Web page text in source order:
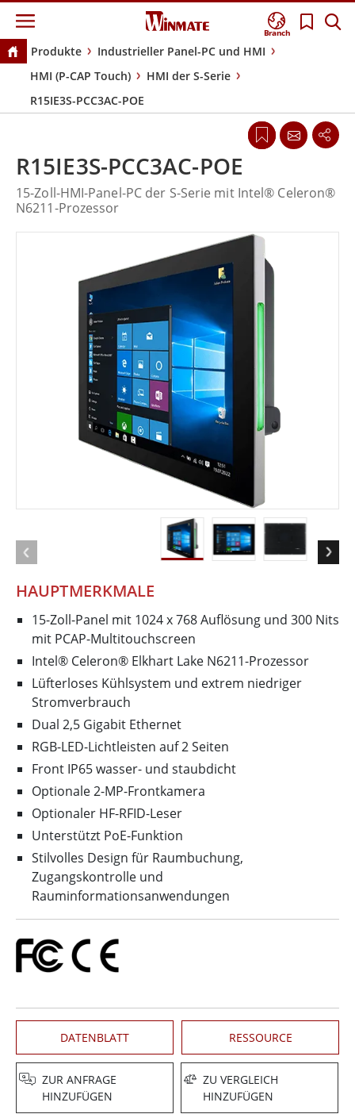
Branch
Produkte
Industrieller Panel-PC und HMI
HMI (P-CAP Touch)
HMI der S-Serie
R15IE3S-PCC3AC-POE
HAUPTMERKMALE
15-Zoll-Panel mit 1024 x 768 Auflösung und 300 Nits
mit PCAP-Multitouchscreen
Intel® Celeron® Elkhart Lake N6211-Prozessor
Lüfterloses Kühlsystem und extrem niedriger
Stromverbrauch
Dual 2,5 Gigabit Ethernet
RGB-LED-Lichtleisten auf 2 Seiten
Front IP65 wasser- und staubdicht
Optionale 2-MP-Frontkamera
Optionaler HF-RFID-Leser
Unterstützt PoE-Funktion
Stilvolles Design für Raumbuchung,
Zugangskontrolle und
Rauminformationsanwendungen
DATENBLATT RESSOURCE
ZUR ANFRAGE
HINZUFÜGEN
ZU VERGLEICH
HINZUFÜGEN
R15IE3S-PCC3AC-POE
15-Zoll-HMI-Panel-PC der S-Serie mit Intel® Celeron®
N6211-Prozessor